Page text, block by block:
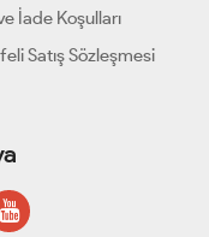
İade Koşulları
Satış Sözleşmesi